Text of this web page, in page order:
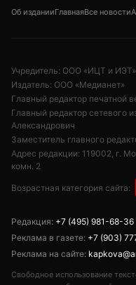
Об изданииГлавнаяВсе новости
Учредитель: ООО «ИЦТ и ИЭТ»
Издатель: ООО «Медианет»
Главный редактор печатной
Главный редактор сетевого
Александрович
Заместитель главного
Адрес редакции: 119002, г.
комн. 2
Возрастная категория сайта:
Редакция: +7 (495) 981-68-36
Реклама в газете: +7 (903)
Реклама на сайте:
Свободное использование